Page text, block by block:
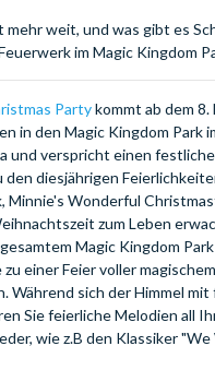
weit, und was gibt es
im Magic Kingdom
Partykommt ab dem 8.
in den Magic Kingdom Park
und verspricht einen
den diesjährigen
Minnie's Wonderful
zum Leben
Magic Kingdom
einer Feier voller magischem
Während sich der Himmel
Sie feierliche Melodien all
wie z.B den Klassiker "We